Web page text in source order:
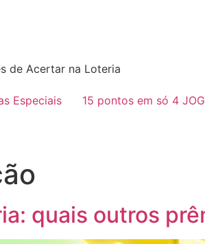
de Acertar na Loteria
Especiais 15 pontos em só 4
quais outros